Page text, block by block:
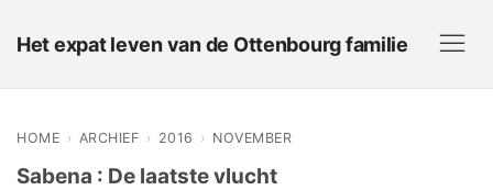
Het expat leven van de Ottenbourg familie
HOME › ARCHIEF › 2016 › NOVEMBER
Sabena : De laatste vlucht